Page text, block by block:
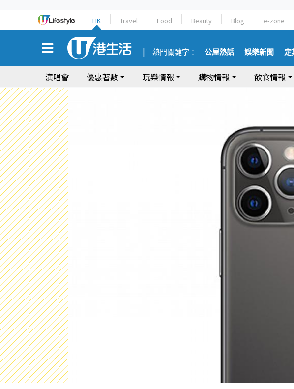
HK Travel Food Beauty Blog e-zone
熱門關鍵字： 公屋熱話 娛樂新聞 定
演唱會 優惠著數 玩樂情報 購物情報 飲食情報